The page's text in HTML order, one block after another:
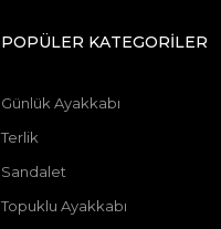
POPÜLER KATEGORİLER
Günlük Ayakkabı
Terlik
Sandalet
Topuklu Ayakkabı